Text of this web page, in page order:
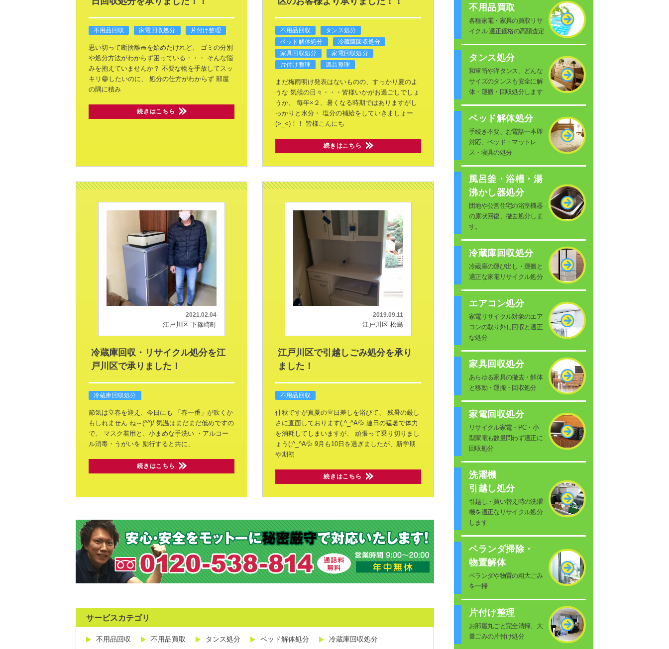
不用品回収 家電回収処分 片付け整理
思い切って断捨離🧺を始めたけれど、
ゴミの分別
や処分方法がわからず困っている・・・
そんな悩
みを抱えていませんか？ 不要な物を手放してスッ
キリ😁したいのに、
処分の仕方がわからず 部屋
の隅に積み
続きはこちら
不用品回収
タンス処分
ベッド解体処分
冷蔵庫回収処分
家具回収処分
家電回収処分
片付け整理
遺品整理
まだ梅雨明け発表はないものの、すっかり夏のよ
うな 気候の日々・・・皆様いかがお過ごしでしょ
うか。
毎年×２、暑くなる時期ではありますがし
っかりと水分・ 塩分の補給をしていきましょー
(>_<)！！
皆様こんにち
続きはこちら
2021.02.04
江戸川区 下篠崎町
冷蔵庫回収・リサイクル処分を江
戸川区で承りました！
冷蔵庫回収処分
節気は立春を迎え、今日にも
「春一番」が吹くか
もしれません ね～(^^)/ 気温はまだまだ低めですの
で、
マスク着用と、小まめな手洗い ・アルコー
ル消毒・うがいを 励行すると共に、
続きはこちら
2019.09.11
江戸川区 松島
江戸川区で引越しごみ処分を承り
ました！
不用品回収
仲秋ですが真夏の🌞日差しを浴びて、
残暑の厳し
さに直面しております(;^_^A💦 連日の猛暑で体力
を消耗してしまいますが、
頑張って乗り切りまし
ょう(;^_^A💦 9月も10日を過ぎましたが、新学期
や期初
続きはこちら
サービスカテゴリ
不用品回収 不用品買取 タンス処分 ベッド解体処分
冷蔵庫回収処分
不用品買取
各種家電・家具の買取リサ
イクル 適正価格の高額査定
タンス処分
和箪笥や洋タンス、どんな
サイズのタンスも安全に解
体・運搬・回収処分します
ベッド解体処分
手続き不要、お電話一本即
対応、ベッド・マットレ
ス・寝具の処分
風呂釜・浴槽・湯
沸かし器処分
団地や公営住宅の浴室機器
の原状回復、撤去処分しま
す。
冷蔵庫回収処分
冷蔵庫の運び出し・運搬と
適正な家電リサイクル処分
エアコン処分
家電リサイクル対象のエア
コンの取り外し回収と適正
な処分
家具回収処分
あらゆる家具の撤去・解体
と移動・運搬・回収処分
家電回収処分
リサイクル家電・PC・小
型家電も数量問わず適正に
回収処分
洗濯機
引越し処分
引越し・買い替え時の洗濯
機を適正なリサイクル処分
します
ベランダ掃除・
物置解体
ベランダや物置の粗大ごみ
を一掃
片付け整理
お部屋丸ごと完全清掃、大
量ごみの片付け処分